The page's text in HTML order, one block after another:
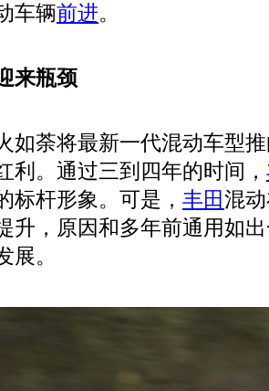
车辆前进。
来瓶颈
荼将最新一代混动车型推
利。通过三到四年的时间，
标杆形象。可是， 丰田混
升，原因和多年前通用如
展。